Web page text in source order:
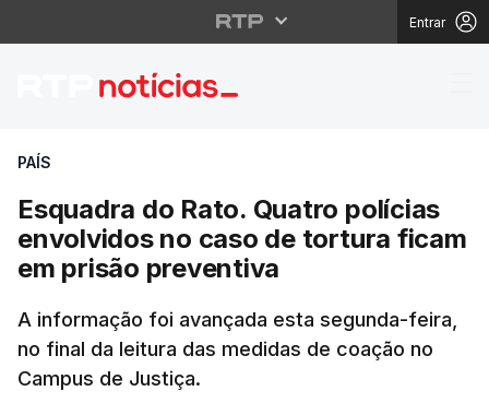
Entrar
Esquadra do Rato.
PAÍS
Esquadra do Rato. Quatro polícias
envolvidos no caso de tortura ficam
em prisão preventiva
A informação foi avançada esta segunda-feira,
no final da leitura das medidas de coação no
Campus de Justiça.